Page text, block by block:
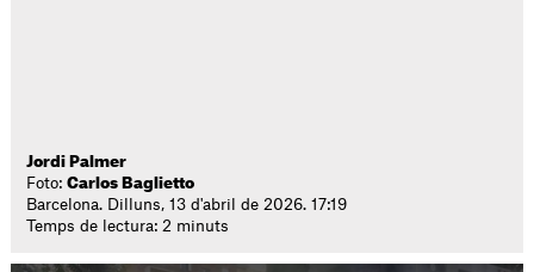
Jordi Palmer
Foto:Carlos Baglietto
Barcelona. Dilluns, 13 d'abril de 2026. 17:19
Temps de lectura: 2 minuts